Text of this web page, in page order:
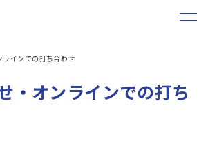
ラインでの打ち合わせ
・オンラインでの打ち